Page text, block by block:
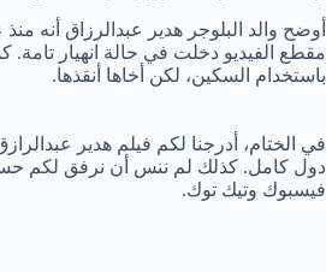
أوضح والد البلوجر هدير عبدالرزاق أنه
مقطع الفيديو دخلت في حالة انهيار تامة.
باستخدام السكين، لكن أخاها أنقذها.
دول كامل. كذلك لم ننس أن نرفق لكم
فيسبوك وتيك توك.